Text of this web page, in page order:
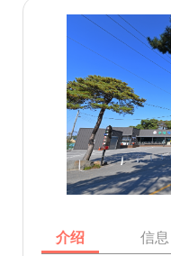
介绍 信息